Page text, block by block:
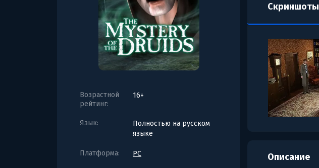
Возрастной
рейтинг:
16+
Язык:
Полностью на русском
языке
Платформа: PC
Скриншоты
Описание